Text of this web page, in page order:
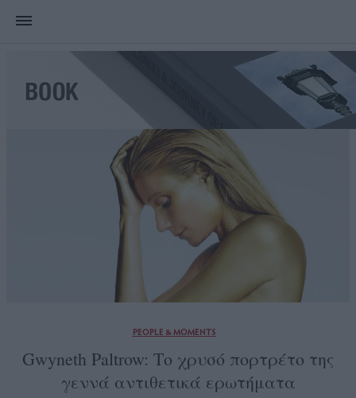
PEOPLE & MOMENTS
Gwyneth Paltrow: Το χρυσό πορτρέτο της
γεννά αντιθετικά ερωτήματα